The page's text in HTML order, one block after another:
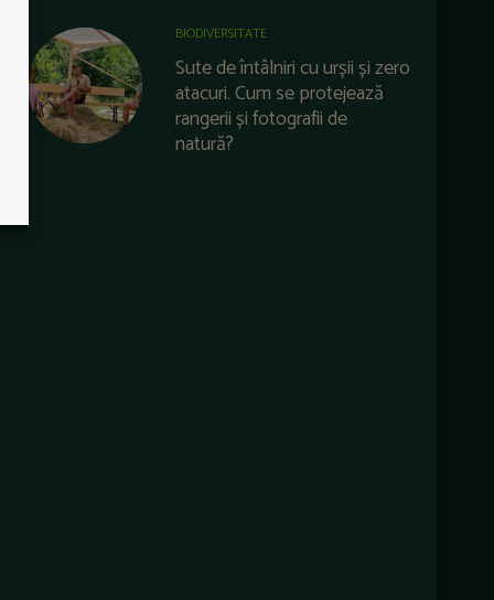
BIODIVERSITATE
Sute de întâlniri cu urșii și zero
atacuri. Cum se protejează
rangerii și fotografii de
natură?